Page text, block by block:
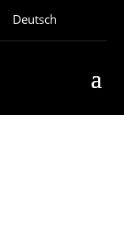
Deutsch